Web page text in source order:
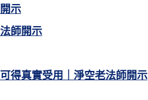
示
師開示
得真實受用｜淨空老法師開示